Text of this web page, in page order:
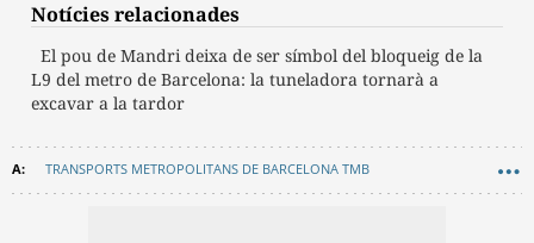
Notícies relacionades
El pou de Mandri deixa de ser símbol del bloqueig de la
L9 del metro de Barcelona: la tuneladora tornarà a
excavar a la tardor
TRANSPORTS METROPOLITANS DE BARCELONA TMB